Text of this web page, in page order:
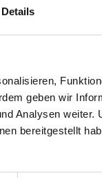
Details
geben wir
Analysen
bereitgestellt